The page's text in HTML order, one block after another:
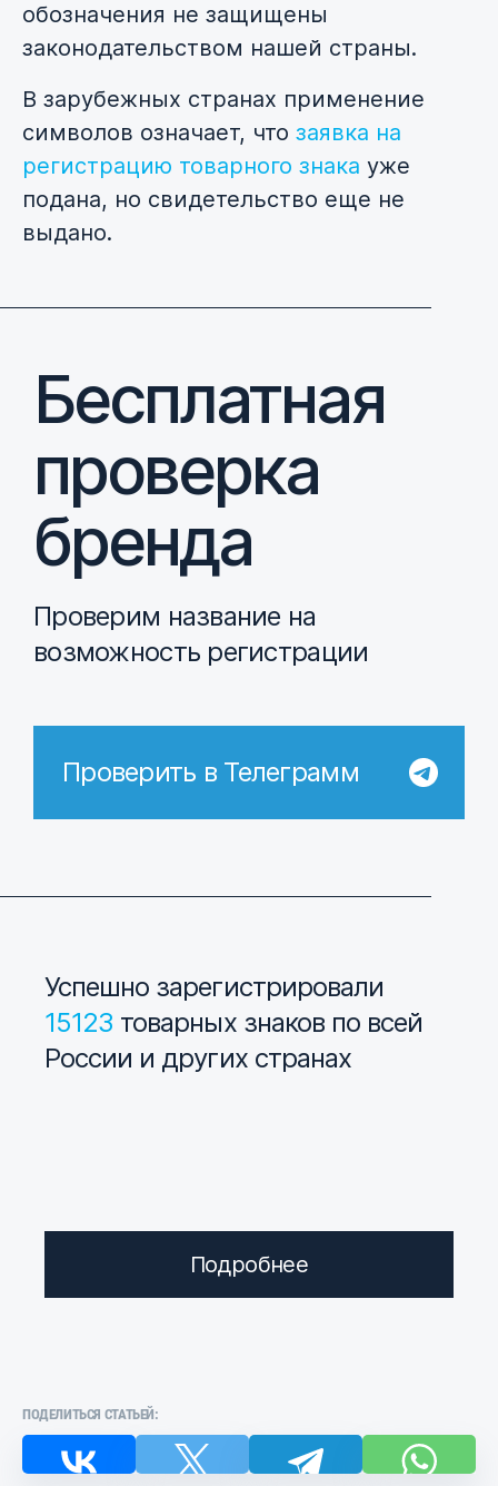
обозначения не защищены
законодательством нашей страны.
В зарубежных странах применение
символов означает, что заявка на
регистрацию товарного знака уже
подана, но свидетельство еще не
выдано.
Бесплатная
проверка
бренда
Проверим название на
возможность регистрации
Проверить в Телеграмм
Успешно зарегистрировали
15123 товарных знаков по всей
России и других странах
Подробнее
ПОДЕЛИТЬСЯ СТАТЬЕЙ: